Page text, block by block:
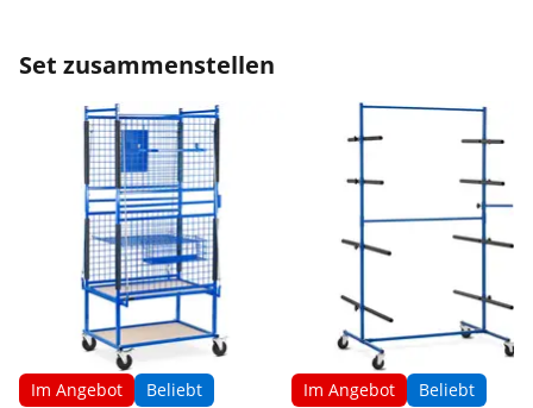
Set zusammenstellen
Im Angebot Beliebt Im Angebot Beliebt